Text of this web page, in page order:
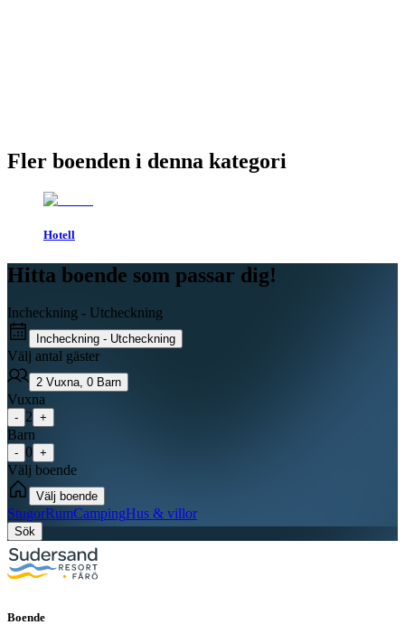
Fler boenden i denna kategori
Hotell
Hitta boende som passar dig!
Incheckning - Utcheckning
Incheckning - Utcheckning
Välj antal gäster
2 Vuxna, 0 Barn
Vuxna
- 2 +
Barn
- 0 +
Välj boende
Välj boende
StugorRumCampingHus & villor
Sök
Boende